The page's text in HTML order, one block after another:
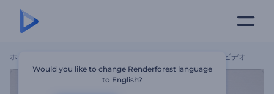
ホーム アニメ化会計のサービスのプロモーションビデオ
Would you like to change Renderforest language
to English?